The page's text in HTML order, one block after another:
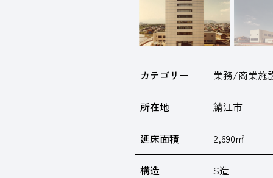
カテゴリー 業務/商業施
所在地 鯖江市
延床面積 2,690㎡
構造 S造